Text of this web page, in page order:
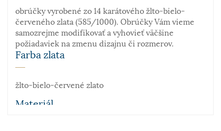
obrúčky vyrobené zo 14 karátového žlto-bielo-
červeného zlata (585/1000). Obrúčky Vám vieme
samozrejme modifikovať a vyhovieť väčšine
požiadaviek na zmenu dizajnu či rozmerov.
Farba zlata
žlto-bielo-červené zlato
Materiál